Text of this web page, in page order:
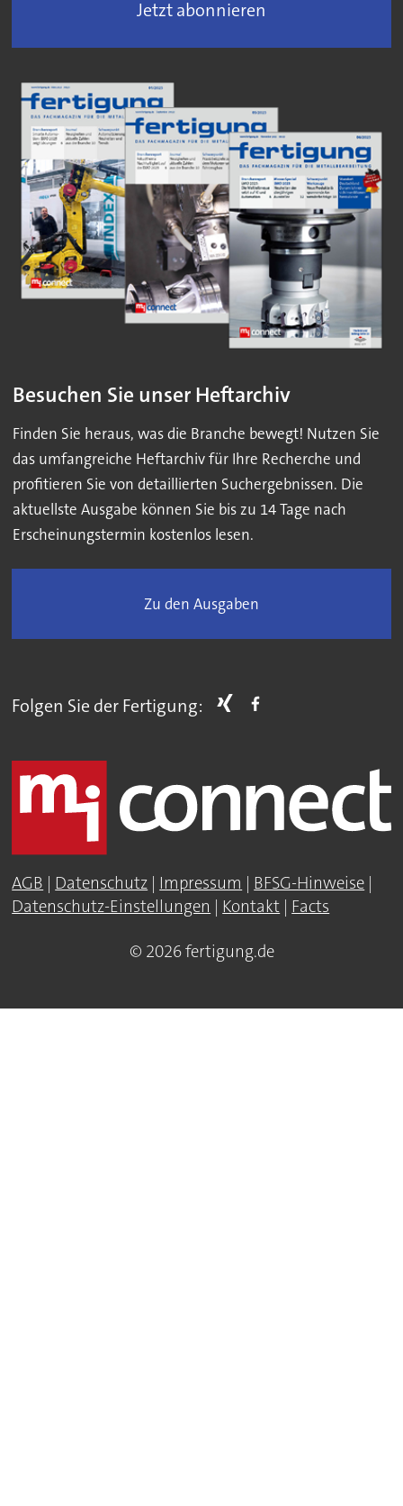
Jetzt abonnieren
Besuchen Sie unser Heftarchiv
Finden Sie heraus, was die Branche bewegt! Nutzen Sie
das umfangreiche Heftarchiv für Ihre Recherche und
profitieren Sie von detaillierten Suchergebnissen. Die
aktuellste Ausgabe können Sie bis zu 14 Tage nach
Erscheinungstermin kostenlos lesen.
Zu den Ausgaben
Folgen Sie der Fertigung:
AGB | Datenschutz | Impressum | BFSG-Hinweise |
Datenschutz-Einstellungen | Kontakt | Facts
© 2026 fertigung.de